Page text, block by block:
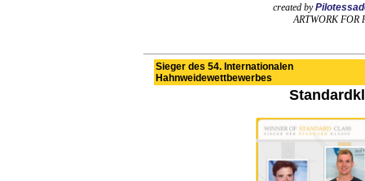
created by
ARTWORK FOR
Sieger des 54. Internationalen
Hahnweidewettbewerbes